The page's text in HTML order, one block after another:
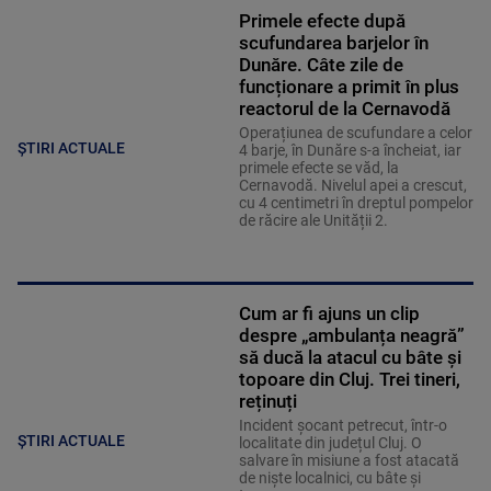
ȘTIRI ACTUALE
Primele efecte după
scufundarea barjelor în
Dunăre. Câte zile de
funcționare a primit în plus
reactorul de la Cernavodă
Operațiunea de scufundare a celor
4 barje, în Dunăre s-a încheiat, iar
primele efecte se văd, la
Cernavodă. Nivelul apei a crescut,
cu 4 centimetri în dreptul pompelor
de răcire ale Unității 2.
ȘTIRI ACTUALE
Cum ar fi ajuns un clip
despre „ambulanța neagră”
să ducă la atacul cu bâte și
topoare din Cluj. Trei tineri,
reținuți
Incident șocant petrecut, într-o
localitate din județul Cluj. O
salvare în misiune a fost atacată
de niște localnici, cu bâte și